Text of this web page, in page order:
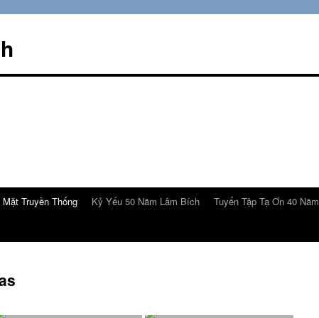
Mặt Truyền Thống Kỷ Yếu 50 Năm Lâm Bích Tuyển Tập Tạ Ơn 40 Năm